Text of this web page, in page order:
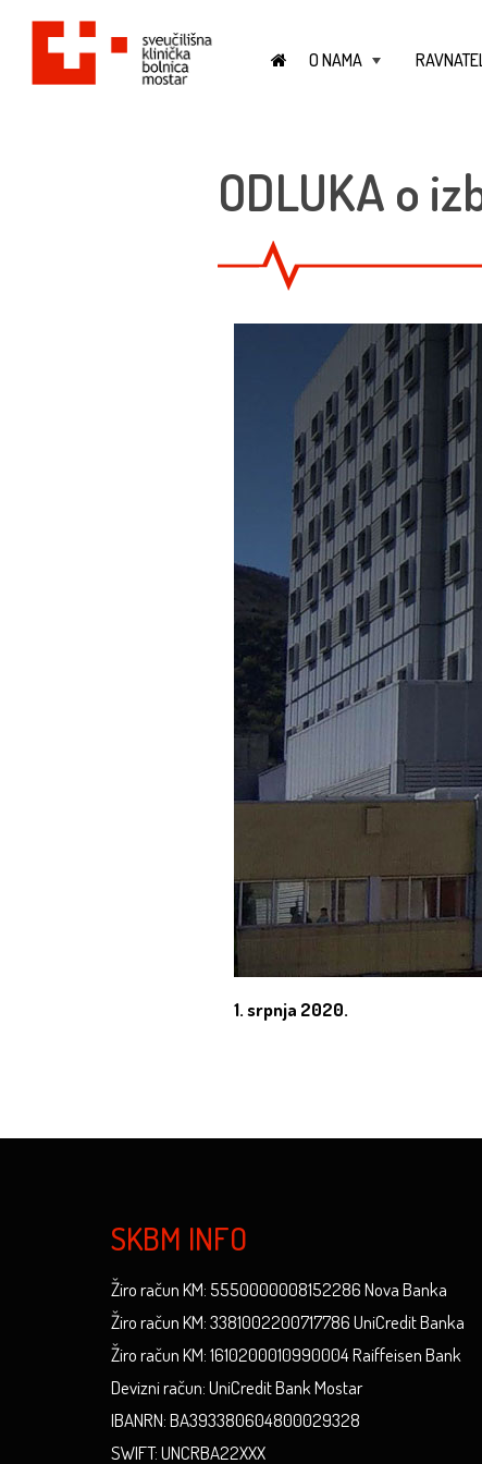
O NAMA
ODLUKA o
1. srpnja 2020.
SKBM INFO
Žiro račun KM: 5550000008152286 Nova Banka
Žiro račun KM: 3381002200717786 UniCredit Banka
Žiro račun KM: 1610200010990004 Raiffeisen Bank
Devizni račun: UniCredit Bank Mostar
IBANRN: BA393380604800029328
SWIFT: UNCRBA22XXX